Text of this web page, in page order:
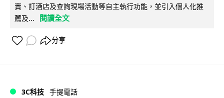
賣、訂酒店及查詢現場活動等自主執行功能，並引入個人化推
薦及...
閱讀全文
分享
3C科技 手提電話